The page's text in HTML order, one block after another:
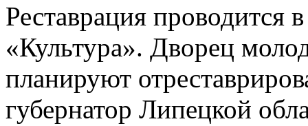
Реставрация проводится
«Культура». Дворец
планируют
губернатор Липецкой